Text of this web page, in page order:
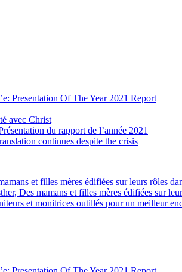
Presentation Of The Year 2021 Report
avec Christ
du rapport de l’année 2021
continues despite the crisis
et filles mères édifiées sur leurs rôles
Des mamans et filles mères édifiées sur
et monitrices outillés pour un meilleur